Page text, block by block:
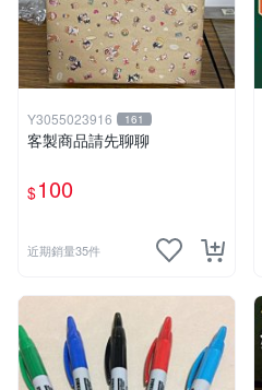
Y3055023916 161
客製商品請先聊聊
$100
近期銷量35件